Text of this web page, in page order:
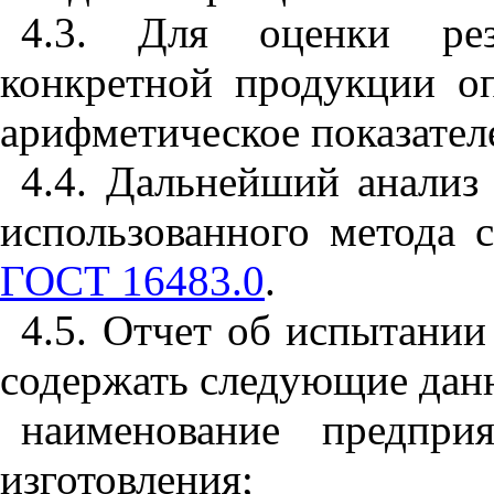
4.3. Для оценки
конкретной продукции
арифметическое
4.4. Дальнейший анализ
использованного метода
ГОСТ 16483.0.
4.5. Отчет об
содержать следующие
наименование
изготовления;